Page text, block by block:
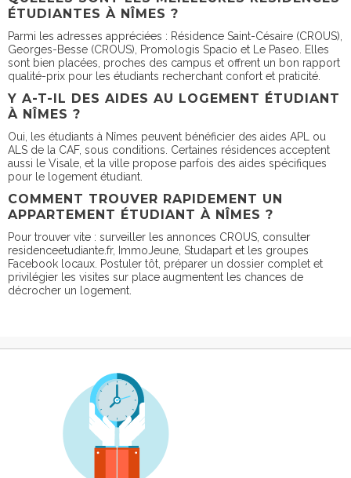
ÉTUDIANTES À NÎMES ?
Parmi les adresses appréciées : Résidence Saint-Césaire (CROUS),
Georges-Besse (CROUS), Promologis Spacio et Le Paseo. Elles
sont bien placées, proches des campus et offrent un bon rapport
qualité-prix pour les étudiants recherchant confort et praticité.
Y A-T-IL DES AIDES AU LOGEMENT ÉTUDIANT
À NÎMES ?
Oui, les étudiants à Nîmes peuvent bénéficier des aides APL ou
ALS de la CAF, sous conditions. Certaines résidences acceptent
aussi le Visale, et la ville propose parfois des aides spécifiques
pour le logement étudiant.
COMMENT TROUVER RAPIDEMENT UN
APPARTEMENT ÉTUDIANT À NÎMES ?
Pour trouver vite : surveiller les annonces CROUS, consulter
residenceetudiante.fr, ImmoJeune, Studapart et les groupes
Facebook locaux. Postuler tôt, préparer un dossier complet et
privilégier les visites sur place augmentent les chances de
décrocher un logement.